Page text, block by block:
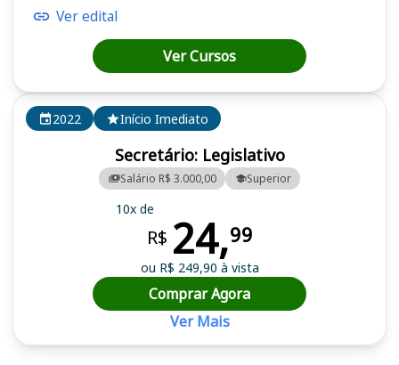
2022 Início Imediato
Secretário: Legislativo
Salário R$ 3.000,00 Superior
10x de
R$ 24,99
ou R$ 249,90 à vista
Comprar Agora
Ver Mais
Ver edital
Ver Cursos